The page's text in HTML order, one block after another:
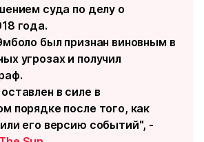
суда по делу о
года.
был признан виновным в
угрозах и получил
в силе в
порядке после того, как
его версию событий", -